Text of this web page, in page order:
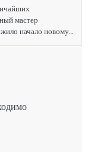
мастер
начало новому…